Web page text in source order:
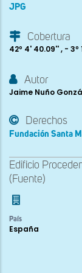
JPG
Cobertura
42º 4' 40.09'' , - 3º
Autor
Jaime Nuño
Derechos
Fundación Santa
Edificio
(Fuente)
País
España